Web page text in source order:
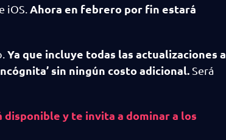
iOS. Ahora en febrero por fin estará
Ya que incluye todas las actualizaciones a
sin ningún costo adicional. Será
disponible y te invita a dominar a los